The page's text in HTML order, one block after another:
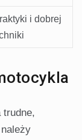
i dobrej
trudne,